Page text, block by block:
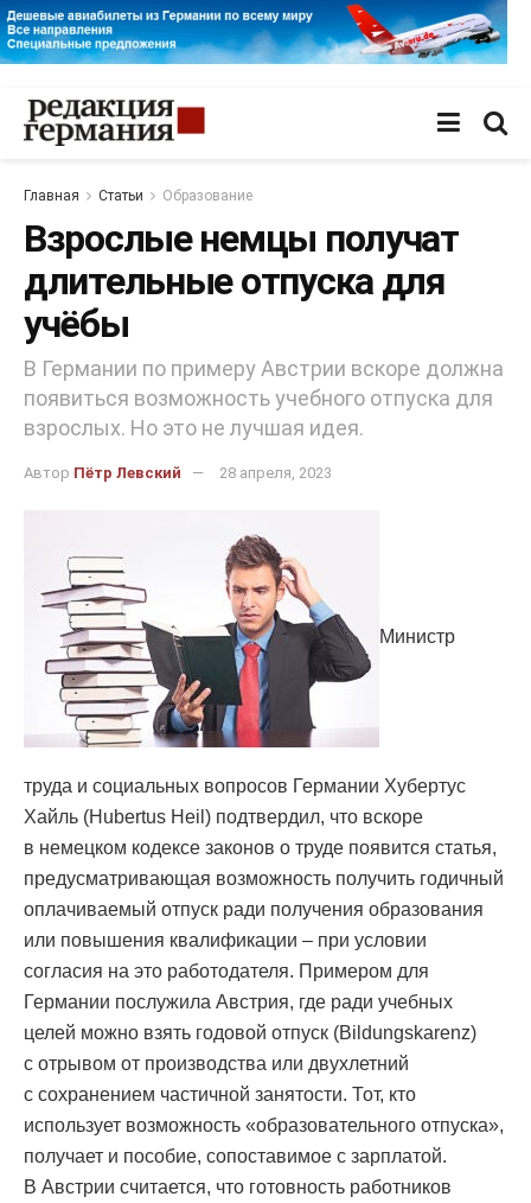
Главная Статьи Образование
Взрослые немцы получат
длительные отпуска для
учёбы
В Германии по примеру Австрии вскоре должна
появиться возможность учебного отпуска для
взрослых. Но это не лучшая идея.
Автор Пётр Левский 28 апреля, 2023
Министр
труда и социальных вопросов Германии Хубертус
Хайль (Hubertus Heil) подтвердил, что вскоре
в немецком кодексе законов о труде появится статья,
предусматривающая возможность получить годичный
оплачиваемый отпуск ради получения образования
или повышения квалификации – при условии
согласия на это работодателя. Примером для
Германии послужила Австрия, где ради учебных
целей можно взять годовой отпуск (Bildungskarenz)
с отрывом от производства или двухлетний
с сохранением частичной занятости. Тот, кто
использует возможность «образовательного отпуска»,
получает и пособие, сопоставимое с зарплатой.
В Австрии считается, что готовность работников